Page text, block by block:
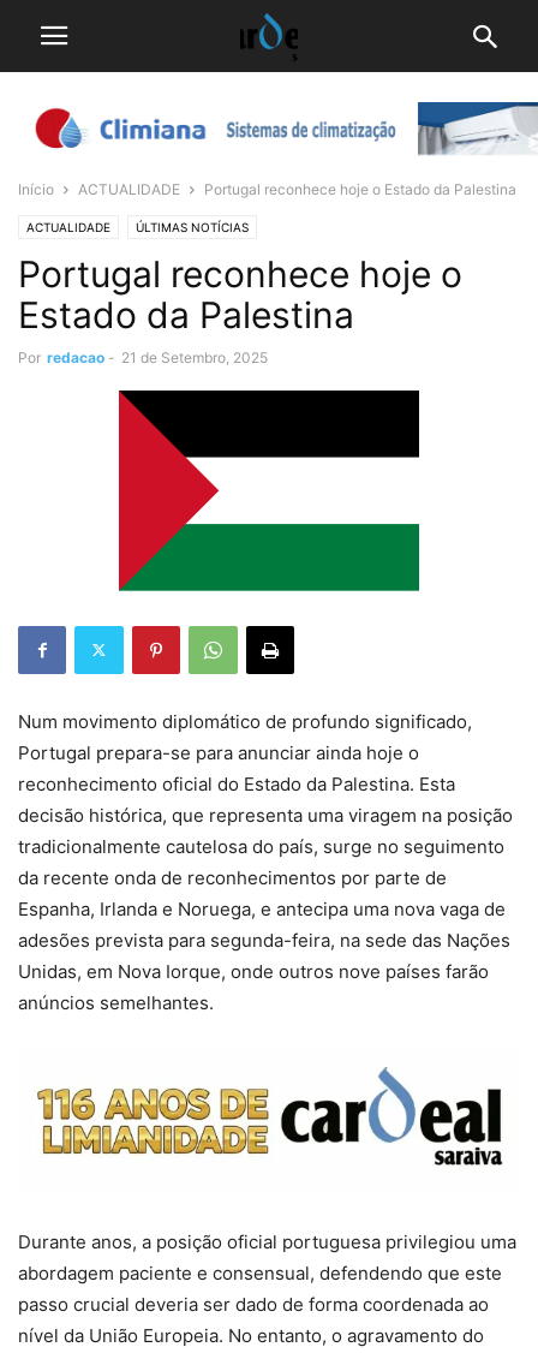
Início ACTUALIDADE Portugal reconhece hoje o Estado da Palestina
ACTUALIDADE ÚLTIMAS NOTÍCIAS
Portugal reconhece hoje o
Estado da Palestina
Por redacao - 21 de Setembro, 2025
Num movimento diplomático de profundo significado,
Portugal prepara-se para anunciar ainda hoje o
reconhecimento oficial do Estado da Palestina. Esta
decisão histórica, que representa uma viragem na posição
tradicionalmente cautelosa do país, surge no seguimento
da recente onda de reconhecimentos por parte de
Espanha, Irlanda e Noruega, e antecipa uma nova vaga de
adesões prevista para segunda-feira, na sede das Nações
Unidas, em Nova Iorque, onde outros nove países farão
anúncios semelhantes.
Durante anos, a posição oficial portuguesa privilegiou uma
abordagem paciente e consensual, defendendo que este
passo crucial deveria ser dado de forma coordenada ao
nível da União Europeia. No entanto, o agravamento do